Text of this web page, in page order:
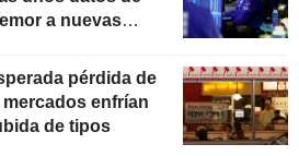
a nuevas
pérdida de
enfrían
de tipos